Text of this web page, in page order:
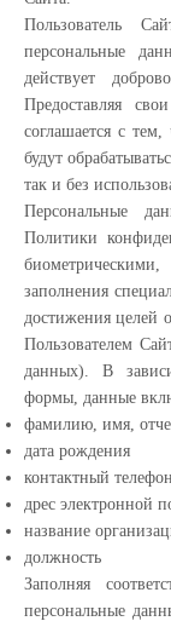
Пользователь
персональные
действует
Предоставляя
соглашается с
будут
так и без
Персональные
Политики
биометрическими,
заполнения
достижения целей
Пользователем
данных). В
формы, данные
фамилию, имя,
дата рождения
контактный телефон
дрес электронной
название
должность
Заполняя
персональные